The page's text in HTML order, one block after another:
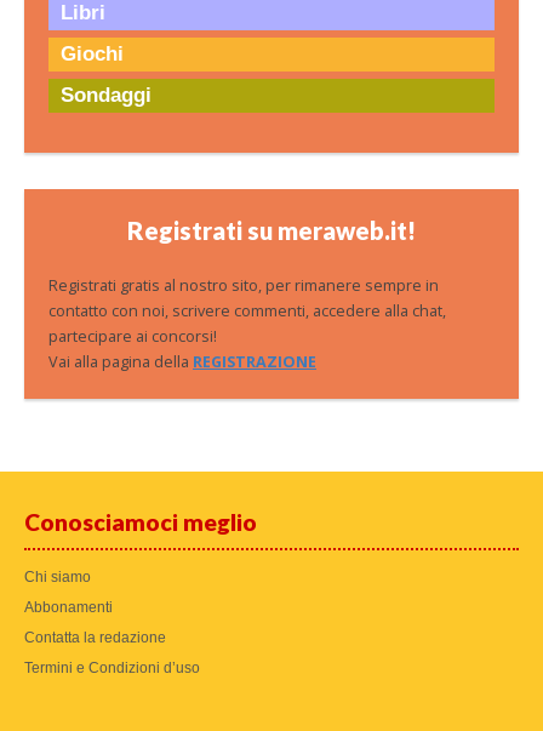
Libri
Giochi
Sondaggi
Registrati su meraweb.it!
Registrati gratis al nostro sito, per rimanere sempre in
contatto con noi, scrivere commenti, accedere alla chat,
partecipare ai concorsi!
Vai alla pagina della REGISTRAZIONE
Conosciamoci meglio
Chi siamo
Abbonamenti
Contatta la redazione
Termini e Condizioni d’uso